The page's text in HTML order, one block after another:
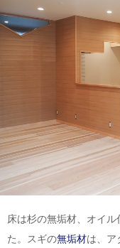
床は杉の無垢材、オイル
た。スギの無垢材は、ア